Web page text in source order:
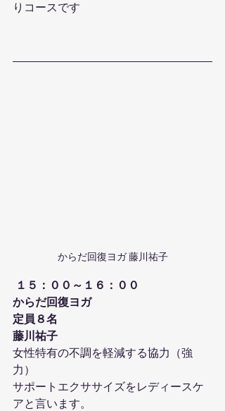
りコースです
からだ回復ヨガ 藤川祐子
１５：００～１６：００
からだ回復ヨガ
定員８名
藤川祐子
女性特有の不調を軽減する協力（強
力）
サポートエクササイズをレディースケ
アと言います。